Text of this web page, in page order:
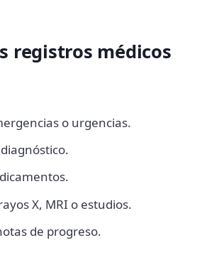
registros médicos
o urgencias.
X, MRI o estudios.
de progreso.